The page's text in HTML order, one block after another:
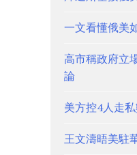
一文看懂俄美
高市稱政府立
論
美方控4人走
王文濤晤美駐